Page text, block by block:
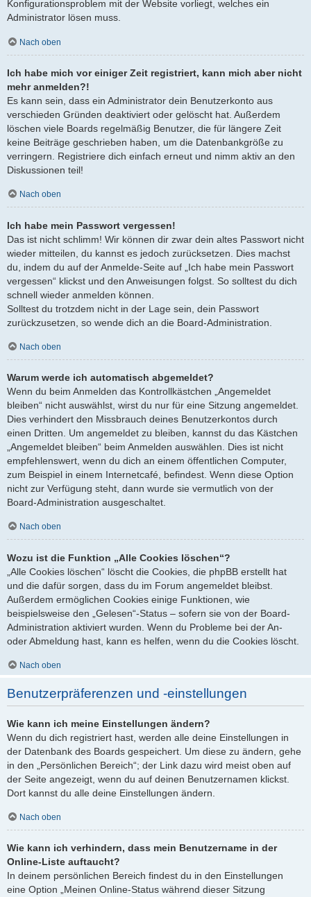
Konfigurationsproblem mit der Website vorliegt, welches ein
Administrator lösen muss.
Nach oben
Ich habe mich vor einiger Zeit registriert, kann mich aber nicht
mehr anmelden?!
Es kann sein, dass ein Administrator dein Benutzerkonto aus
verschieden Gründen deaktiviert oder gelöscht hat. Außerdem
löschen viele Boards regelmäßig Benutzer, die für längere Zeit
keine Beiträge geschrieben haben, um die Datenbankgröße zu
verringern. Registriere dich einfach erneut und nimm aktiv an den
Diskussionen teil!
Nach oben
Ich habe mein Passwort vergessen!
Das ist nicht schlimm! Wir können dir zwar dein altes Passwort nicht
wieder mitteilen, du kannst es jedoch zurücksetzen. Dies machst
du, indem du auf der Anmelde-Seite auf „Ich habe mein Passwort
vergessen“ klickst und den Anweisungen folgst. So solltest du dich
schnell wieder anmelden können.
Solltest du trotzdem nicht in der Lage sein, dein Passwort
zurückzusetzen, so wende dich an die Board-Administration.
Nach oben
Warum werde ich automatisch abgemeldet?
Wenn du beim Anmelden das Kontrollkästchen „Angemeldet
bleiben“ nicht auswählst, wirst du nur für eine Sitzung angemeldet.
Dies verhindert den Missbrauch deines Benutzerkontos durch
einen Dritten. Um angemeldet zu bleiben, kannst du das Kästchen
„Angemeldet bleiben“ beim Anmelden auswählen. Dies ist nicht
empfehlenswert, wenn du dich an einem öffentlichen Computer,
zum Beispiel in einem Internetcafé, befindest. Wenn diese Option
nicht zur Verfügung steht, dann wurde sie vermutlich von der
Board-Administration ausgeschaltet.
Nach oben
Wozu ist die Funktion „Alle Cookies löschen“?
„Alle Cookies löschen“ löscht die Cookies, die phpBB erstellt hat
und die dafür sorgen, dass du im Forum angemeldet bleibst.
Außerdem ermöglichen Cookies einige Funktionen, wie
beispielsweise den „Gelesen“-Status – sofern sie von der Board-
Administration aktiviert wurden. Wenn du Probleme bei der An-
oder Abmeldung hast, kann es helfen, wenn du die Cookies löscht.
Nach oben
Benutzerpräferenzen und -einstellungen
Wie kann ich meine Einstellungen ändern?
Wenn du dich registriert hast, werden alle deine Einstellungen in
der Datenbank des Boards gespeichert. Um diese zu ändern, gehe
in den „Persönlichen Bereich“; der Link dazu wird meist oben auf
der Seite angezeigt, wenn du auf deinen Benutzernamen klickst.
Dort kannst du alle deine Einstellungen ändern.
Nach oben
Wie kann ich verhindern, dass mein Benutzername in der
Online-Liste auftaucht?
In deinem persönlichen Bereich findest du in den Einstellungen
eine Option „Meinen Online-Status während dieser Sitzung